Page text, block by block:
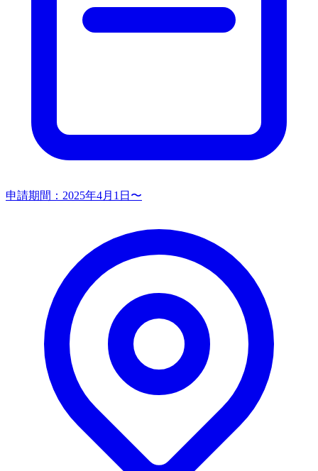
申請期間： 2025年4月1日〜